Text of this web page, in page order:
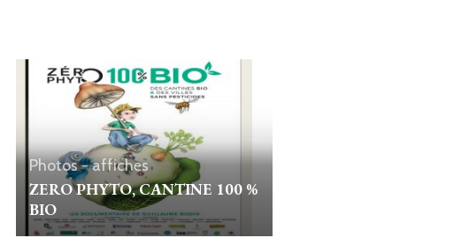
Photos - affiches
ZERO PHYTO, CANTINE 100 %
BIO